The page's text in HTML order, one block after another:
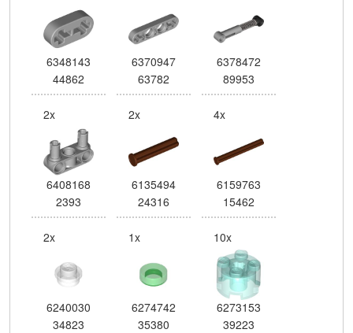
6348143
44862
6370947
63782
6378472
89953
2x
6408168
2393
2x
6135494
24316
4x
6159763
15462
2x
6240030
34823
1x
6274742
35380
10x
6273153
39223